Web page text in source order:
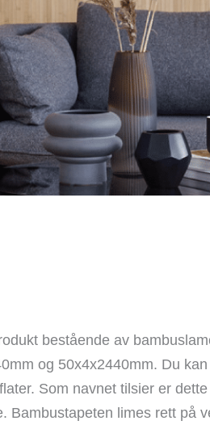
bestående av
og 50x4x2440mm. Du
Som navnet tilsier er
Bambustapeten limes rett på